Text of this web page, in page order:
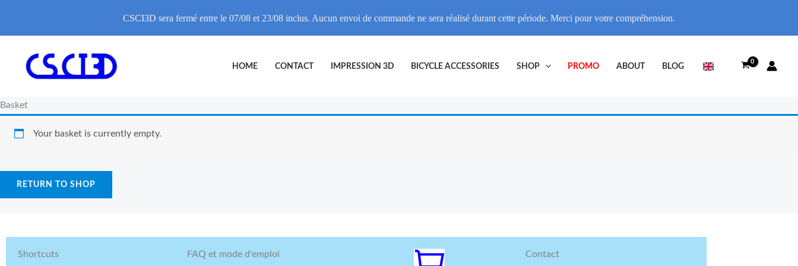
content
HOME CONTACT IMPRESSION 3D BICYCLE ACCESSORIES SHOP PROMO ABOUT BLOG
Basket
Your basket is currently empty.
RETURN TO SHOP
Shortcuts FAQ et mode d'emploi Contact
CSCI3D sera fermé entre le 07/08 et 23/08 inclus. Aucun envoi de commande ne sera réalisé durant cette période. Merci pour votre compréhension.